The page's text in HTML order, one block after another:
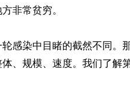
非常贫穷。
感染中目睹的截然不同。
、规模、速度。我们了解